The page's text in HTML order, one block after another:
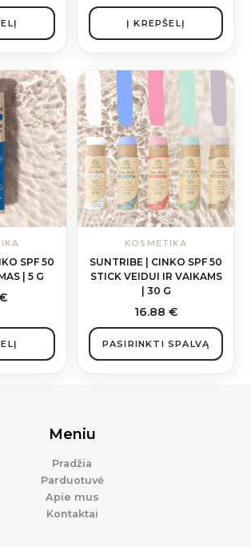
Į KREPŠELĮ
SPF 50
| 5 G
KOSMETIKA
SUNTRIBE | CINKO SPF 50
STICK VEIDUI IR VAIKAMS
| 30 G
16.88 €
PASIRINKTI SPALVĄ
This
product
has
multiple
variants.
The
options
may
be
chosen
the
product
Meniu
Pradžia
Parduotuvė
Apie mus
Kontaktai